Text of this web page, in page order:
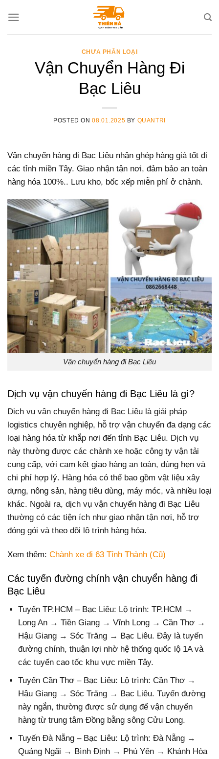
CHƯA PHÂN LOẠI
Vận Chuyển Hàng Đi
Bạc Liêu
POSTED ON08.01.2025 BY QUANTRI
Vận chuyển hàng đi Bạc Liêu nhận ghép hàng giá tốt đi
các tỉnh miền Tây. Giao nhận tận nơi, đảm bảo an toàn
hàng hóa 100%.. Lưu kho, bốc xếp miễn phí ở chành.
Vận chuyển hàng đi Bạc Liêu
Dịch vụ vận chuyển hàng đi Bạc Liêu là gì?
Dịch vụ vận chuyển hàng đi Bạc Liêu là giải pháp
logistics chuyên nghiệp, hỗ trợ vận chuyển đa dạng các
loại hàng hóa từ khắp nơi đến tỉnh Bạc Liêu. Dịch vụ
này thường được các chành xe hoặc công ty vận tải
cung cấp, với cam kết giao hàng an toàn, đúng hẹn và
chi phí hợp lý. Hàng hóa có thể bao gồm vật liệu xây
dựng, nông sản, hàng tiêu dùng, máy móc, và nhiều loại
khác. Ngoài ra, dịch vụ vận chuyển hàng đi Bạc Liêu
thường có các tiện ích như giao nhận tận nơi, hỗ trợ
đóng gói và theo dõi lộ trình hàng hóa.
Xem thêm: Chành xe đi 63 Tỉnh Thành (Cũ)
Các tuyến đường chính vận chuyển hàng đi
Bạc Liêu
Tuyến TP.HCM – Bạc Liêu: Lộ trình: TP.HCM →
Long An → Tiền Giang → Vĩnh Long → Cần Thơ →
Hậu Giang → Sóc Trăng → Bạc Liêu. Đây là tuyến
đường chính, thuận lợi nhờ hệ thống quốc lộ 1A và
các tuyến cao tốc khu vực miền Tây.
Tuyến Cần Thơ – Bạc Liêu: Lộ trình: Cần Thơ →
Hậu Giang → Sóc Trăng → Bạc Liêu. Tuyến đường
này ngắn, thường được sử dụng để vận chuyển
hàng từ trung tâm Đồng bằng sông Cửu Long.
Tuyến Đà Nẵng – Bạc Liêu: Lộ trình: Đà Nẵng →
Quảng Ngãi → Bình Định → Phú Yên → Khánh Hòa